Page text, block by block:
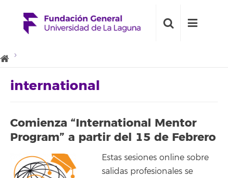
international
Comienza “International Mentor
Program” a partir del 15 de Febrero
Estas sesiones online sobre
salidas profesionales se